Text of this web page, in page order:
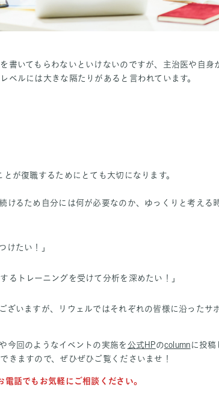
書いてもらわないといけないのですが、主治医や自身
ベルには大きな隔たりがあると言われています。
が復職するためにとても大切になります。
けるため自分には何が必要なのか、ゆっくりと考える
けたい！」
るトレーニングを受けて分析を深めたい！」
ざいますが、リウェルではそれぞれの皆様に沿ったサ
今回のようなイベントの実施を 公式HPのcolumnに投稿
きますので、ぜひぜひご覧くださいませ！
話でもお気軽にご相談ください。